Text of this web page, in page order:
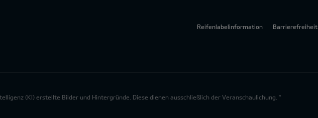
Reifenlabelinformation Barrierefreiheit
(KI) erstellte Bilder und Hintergründe. Diese dienen ausschließlich der Veranschaulichung. *